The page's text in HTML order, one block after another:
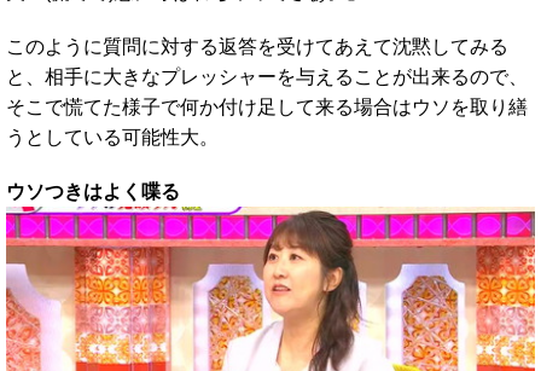
このように質問に対する返答を受けてあえて沈黙してみる
と、相手に大きなプレッシャーを与えることが出来るので、
そこで慌てた様子で何か付け足して来る場合はウソを取り繕
うとしている可能性大。
ウソつきはよく喋る